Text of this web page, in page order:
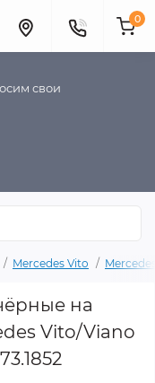
свои
0
Mercedes Vito
на
Vito/Viano